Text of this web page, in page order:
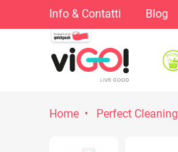
Info & Contatti Blog
Home Perfect Cleaning